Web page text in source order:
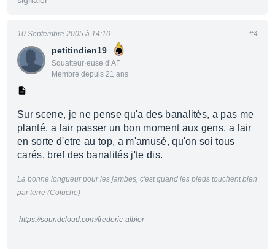
petitindien19
Squatteur·euse d’AF
Membre depuis 21 ans
10 Septembre 2005 à 14:10 #4
Sur scene, je ne pense qu'a des banalités, a pas me
planté, a fair passer un bon moment aux gens, a fair
en sorte d'etre au top, a m'amusé, qu'on soi tous
carés, bref des banalités j'te dis.
La bonne longueur pour les jambes, c'est quand les pieds touchent bien
par terre (Coluche)
https://soundcloud.com/frederic-albier